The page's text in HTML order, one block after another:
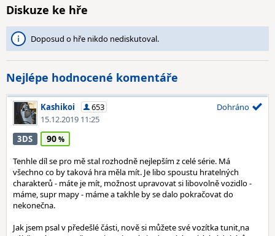
Diskuze ke hře
Doposud o hře nikdo nediskutoval.
Nejlépe hodnocené komentáře
Kashikoi
653
15.12.2019 11:25
Dohráno
3DS 90
Tenhle díl se pro mě stal rozhodně nejlepším z celé série. Má
všechno co by taková hra měla mít. Je libo spoustu hratelných
charakterů - máte je mít, možnost upravovat si libovolně vozidlo -
máme, supr mapy - máme a takhle by se dalo pokračovat do
nekonečna.
Jak jsem psal v předešlé části, nově si můžete své vozítka tunit,na